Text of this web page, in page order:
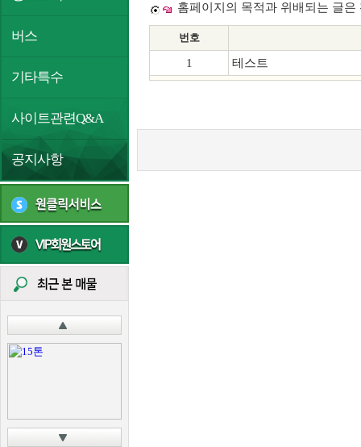
버스
기타특수
사이트관련Q&A
공지사항
홈페이지의 목적과 위배되는 글
번호
1 테스트